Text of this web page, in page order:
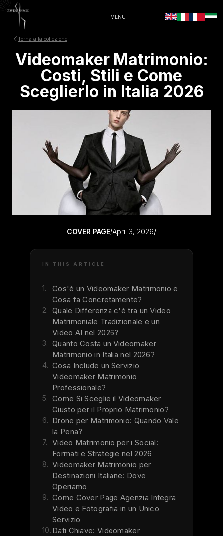
MENU
Torna alla collezione
Videomaker Matrimonio:
Costi, Stili e Come
Sceglierlo in Italia 2026
COVER PAGE/April 3, 2026/
IN THIS ARTICLE
1.
Cos'è un Videomaker Matrimonio e
Cosa fa Concretamente?
2. Quale Differenza c'è tra un Video
Matrimoniale Tradizionale e un
Video AI nel 2026?
3. Quanto Costa un Videomaker
Matrimonio in Italia nel 2026?
4. Cosa Include un Servizio
Videomaker Matrimonio
Professionale?
5. Come Si Sceglie il Videomaker
Giusto per il Proprio Matrimonio?
6. Drone per Matrimonio: Quando Vale
la Pena?
7.
Video Matrimonio per i Social:
Formati e Strategie nel 2026
8. Videomaker Matrimonio per
Destinazioni Italiane: Dove
Operiamo
9. Come Cover Page Agenzia Integra
Video e Fotografia in un Unico
Servizio
10. Dati Chiave: Videomaker